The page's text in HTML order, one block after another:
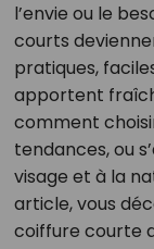
l’envie ou le
courts
pratiques,
apportent
comment
tendances, ou
visage et à la
article, vous
coiffure courte